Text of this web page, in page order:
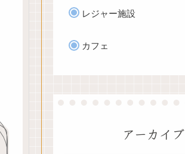
レジャー施設
カフェ
アーカイブ